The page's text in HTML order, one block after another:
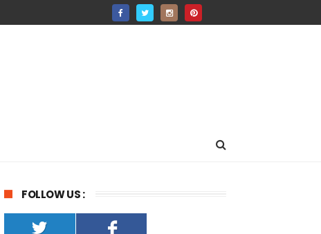
FOLLOW US :